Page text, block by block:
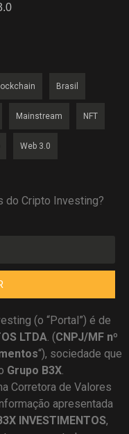
Brasil
Mainstream NFT
Web 3.0
do Cripto Investing?
(o “Portal”) é de
LTDA. (CNPJ/MF nº
“), sociedade que
Grupo B3X.
Corretora de Valores
apresentada
INVESTIMENTOS,